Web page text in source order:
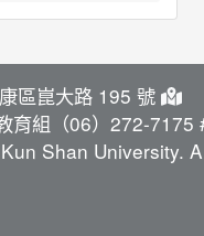
區崑大路 195 號
育組（06）272-7175
Shan University.